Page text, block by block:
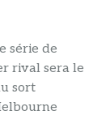
série de
rival sera le
sort